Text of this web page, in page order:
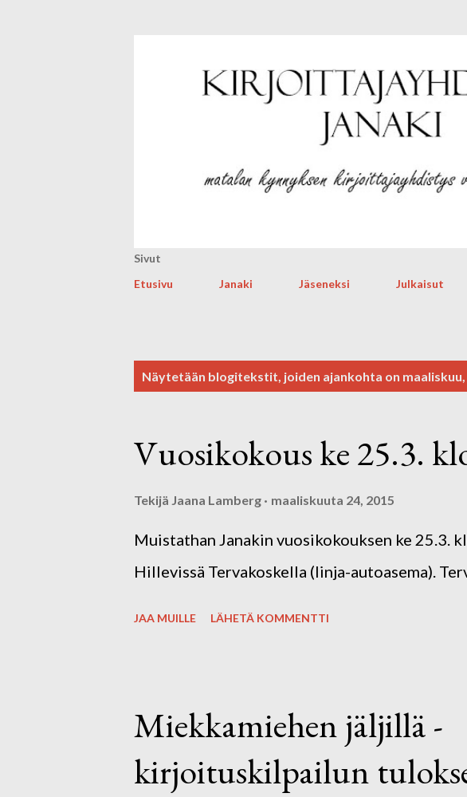
Sivut
Etusivu
Janaki Jäseneksi Julkaisut
Näytetään blogitekstit, joiden ajankohta on maaliskuu,
Vuosikokous ke 25.3.
Tekijä Jaana Lamberg maaliskuuta 24, 2015
Muistathan Janakin vuosikokouksen ke 25.3.
Hillevissä Tervakoskella (linja-autoasema).
JAA MUILLE LÄHETÄ KOMMENTTI
Miekkamiehen jäljillä -
kirjoituskilpailun